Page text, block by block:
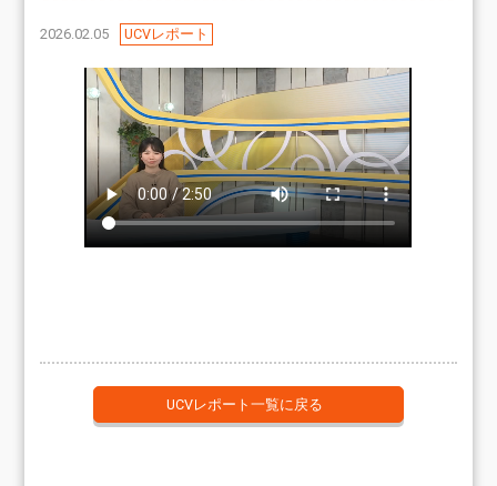
2026.02.05 UCVレポート
UCVレポート一覧に戻る